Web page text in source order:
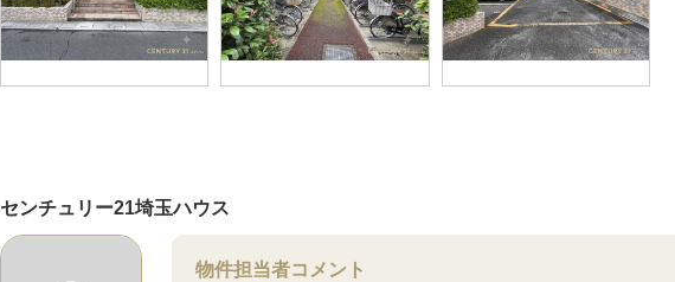
センチュリー21埼玉ハウス
物件担当者コメント